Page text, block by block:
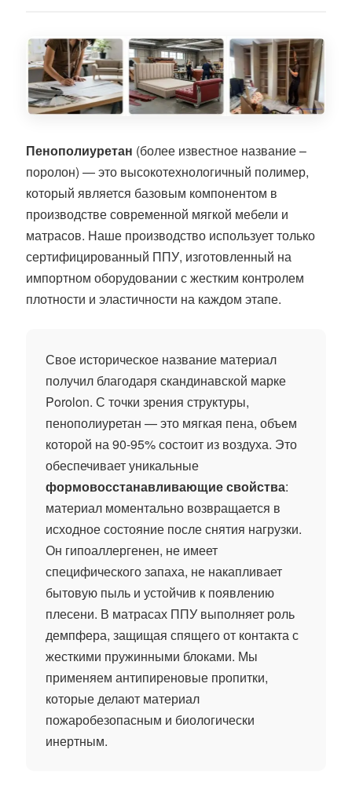
Пенополиуретан (более известное название –
поролон) — это высокотехнологичный полимер,
который является базовым компонентом в
производстве современной мягкой мебели и
матрасов. Наше производство использует только
сертифицированный ППУ, изготовленный на
импортном оборудовании с жестким контролем
плотности и эластичности на каждом этапе.
Свое историческое название материал
получил благодаря скандинавской марке
Porolon. С точки зрения структуры,
пенополиуретан — это мягкая пена, объем
которой на 90-95% состоит из воздуха. Это
обеспечивает уникальные
формовосстанавливающие свойства:
материал моментально возвращается в
исходное состояние после снятия нагрузки.
Он гипоаллергенен, не имеет
специфического запаха, не накапливает
бытовую пыль и устойчив к появлению
плесени. В матрасах ППУ выполняет роль
демпфера, защищая спящего от контакта с
жесткими пружинными блоками. Мы
применяем антипиреновые пропитки,
которые делают материал
пожаробезопасным и биологически
инертным.